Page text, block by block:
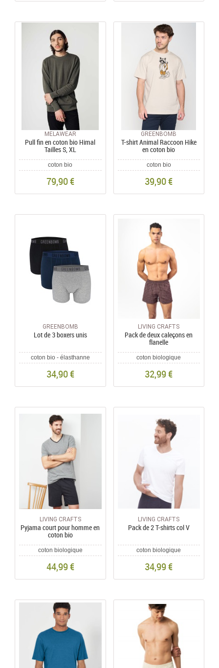
MELAWEAR
Pull fin en coton bio Himal
Tailles S, XL
coton bio
79,90 €
GREENBOMB
T-shirt Animal Raccoon Hike
en coton bio
coton bio
39,90 €
GREENBOMB
Lot de 3 boxers unis
coton bio - élasthanne
34,90 €
LIVING CRAFTS
Pack de deux caleçons en
flanelle
coton biologique
32,99 €
LIVING CRAFTS
Pyjama court pour homme en
coton bio
coton biologique
44,99 €
LIVING CRAFTS
Pack de 2 T-shirts col V
coton biologique
34,99 €